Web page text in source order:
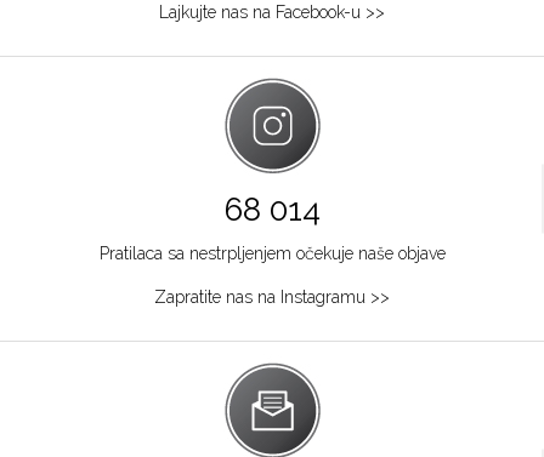
Lajkujte nas na Facebook-u >>
68 014
Pratilaca sa nestrpljenjem očekuje naše objave
Zapratite nas na Instagramu >>